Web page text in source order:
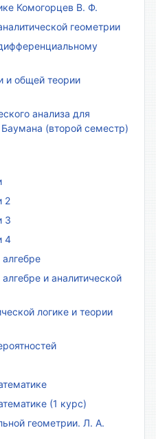
Комогорцев В. Ф.
геометрии
и общей теории
анализа для
(второй семестр)
2
3
4
и аналитической
логике и теории
(1 курс)
геометрии. Л. А.